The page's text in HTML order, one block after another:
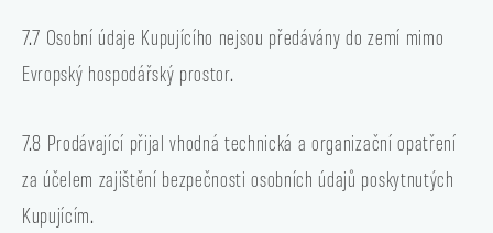
7.7 Osobní údaje Kupujícího nejsou předávány do zemí mimo
Evropský hospodářský prostor.
7.8 Prodávající přijal vhodná technická a organizační opatření
za účelem zajištění bezpečnosti osobních údajů poskytnutých
Kupujícím.